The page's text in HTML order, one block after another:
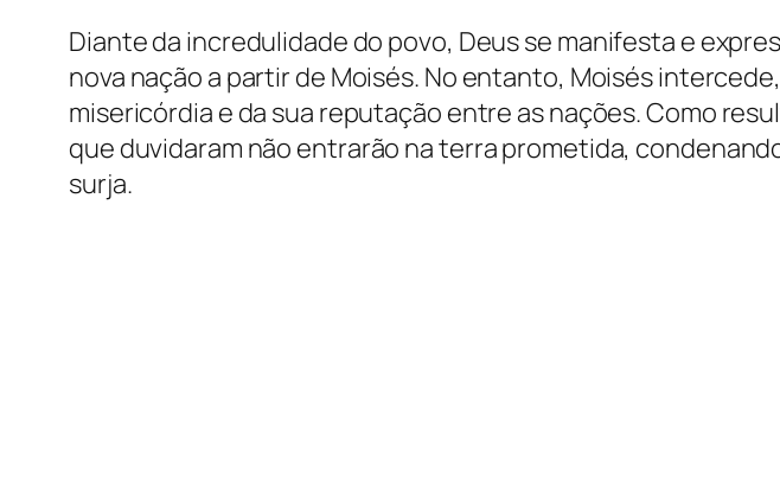
Diante da incredulidade do povo, Deus se manifesta e
nova nação a partir de Moisés. No entanto, Moisés
misericórdia e da sua reputação entre as nações. Como
que duvidaram não entrarão na terra prometida,
surja.